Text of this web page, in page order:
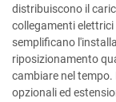
distribuiscono il
collegamenti
semplificano
riposizionamento
cambiare nel
opzionali ed